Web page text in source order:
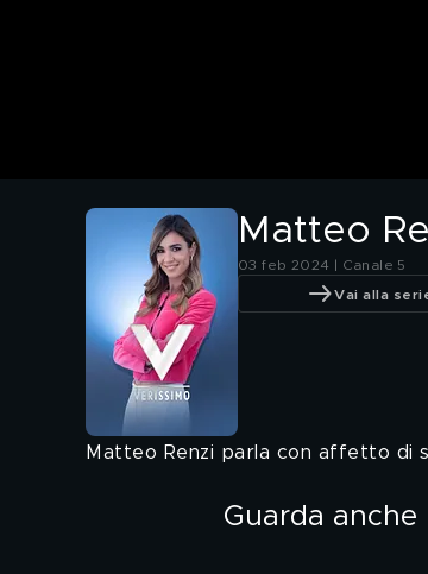
Matteo
03 feb 2024 | Canale 5
Vai alla
Matteo Renzi parla con affetto di
Guarda anche